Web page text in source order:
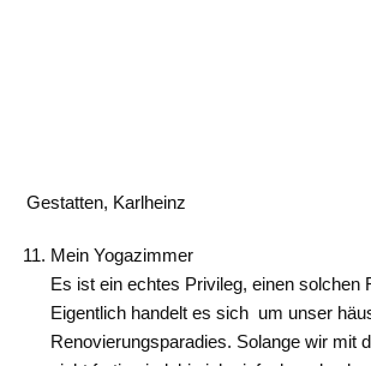
Gestatten, Karlheinz
Mein Yogazimmer
Es ist ein echtes Privileg, einen solchen
Eigentlich handelt es sich um unser
Renovierungsparadies. Solange wir mit